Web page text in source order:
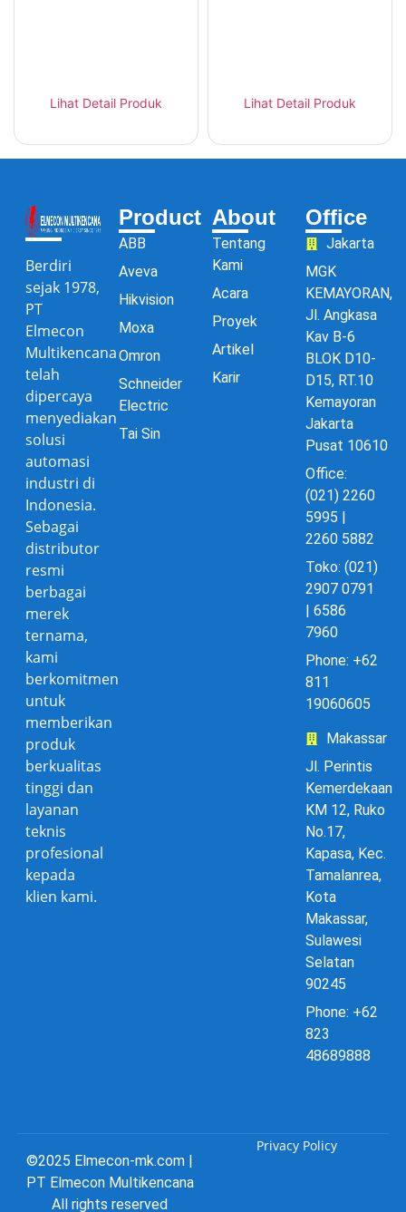
Lihat Detail Produk Lihat Detail Produk
Berdiri
sejak 1978,
PT
Elmecon
Multikencana
telah
dipercaya
menyediakan
solusi
automasi
industri di
Indonesia.
Sebagai
distributor
resmi
berbagai
merek
ternama,
kami
berkomitmen
untuk
memberikan
produk
berkualitas
tinggi dan
layanan
teknis
profesional
kepada
klien kami.
Product
ABB
Aveva
Hikvision
Moxa
Omron
Schneider
Electric
Tai Sin
About
Tentang
Kami
Acara
Proyek
Artikel
Karir
Office
Jakarta
MGK
KEMAYORAN,
Jl. Angkasa
Kav B-6
BLOK D10-
D15, RT.10
Kemayoran
Jakarta
Pusat 10610
Office:
(021) 2260
5995 |
2260 5882
Toko: (021)
2907 0791
| 6586
7960
Phone: +62
811
19060605
Makassar
Jl. Perintis
Kemerdekaan
KM 12, Ruko
No.17,
Kapasa, Kec.
Tamalanrea,
Kota
Makassar,
Sulawesi
Selatan
90245
Phone: +62
823
48689888
©2025 Elmecon-mk.com |
PT Elmecon Multikencana
All rights reserved
Privacy Policy